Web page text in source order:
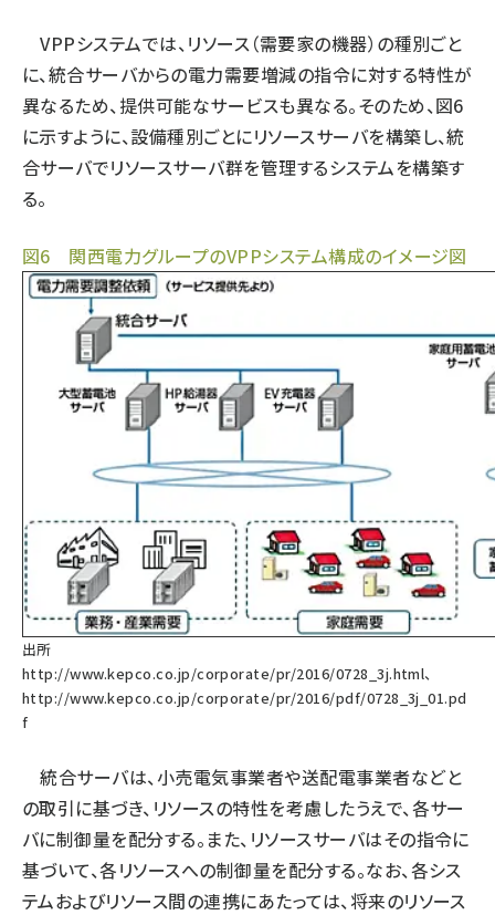
VPPシステムでは、リソース（需要家の機器）の種別ごと
に、統合サーバからの電力需要増減の指令に対する特性が
異なるため、提供可能なサービスも異なる。そのため、図6
に示すように、設備種別ごとにリソースサーバを構築し、統
合サーバでリソースサーバ群を管理するシステムを構築す
る。
図6 関西電力グループのVPPシステム構成のイメージ図
出所
http://www.kepco.co.jp/corporate/pr/2016/0728_3j.html、
http://www.kepco.co.jp/corporate/pr/2016/pdf/0728_3j_01.pd
f
統合サーバは、小売電気事業者や送配電事業者などと
の取引に基づき、リソースの特性を考慮したうえで、各サー
バに制御量を配分する。また、リソースサーバはその指令に
基づいて、各リソースへの制御量を配分する。なお、各シス
テムおよびリソース間の連携にあたっては、将来のリソース